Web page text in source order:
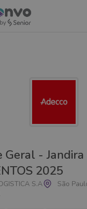
Geral -
2025
S.A
São